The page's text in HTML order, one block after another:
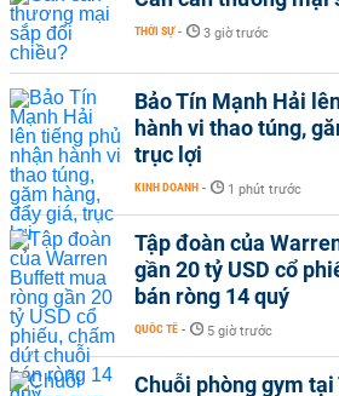
THỜI SỰ - 3 giờ trước
Bảo Tín Mạnh Hải
hành vi thao túng,
trục lợi
KINH DOANH - 1 phút trước
Tập đoàn của
gần 20 tỷ USD cổ
bán ròng 14 quý
QUỐC TẾ - 5 giờ trước
Chuỗi phòng gym